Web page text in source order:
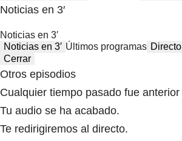
Noticias en 3′
Noticias en 3′
Noticias en 3′ Últimos programas Directo
Cerrar
Otros episodios
Cualquier tiempo pasado fue anterior
Tu audio se ha acabado.
Te redirigiremos al directo.